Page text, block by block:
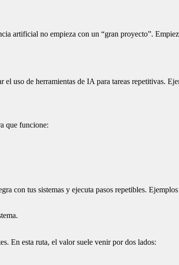
artificial no empieza con un “gran proyecto”.
uso de herramientas de IA para tareas repetitivas.
que funcione:
con tus sistemas y ejecuta pasos repetibles.
En esta ruta, el valor suele venir por dos lados: